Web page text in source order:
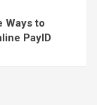
Ways to
PayID